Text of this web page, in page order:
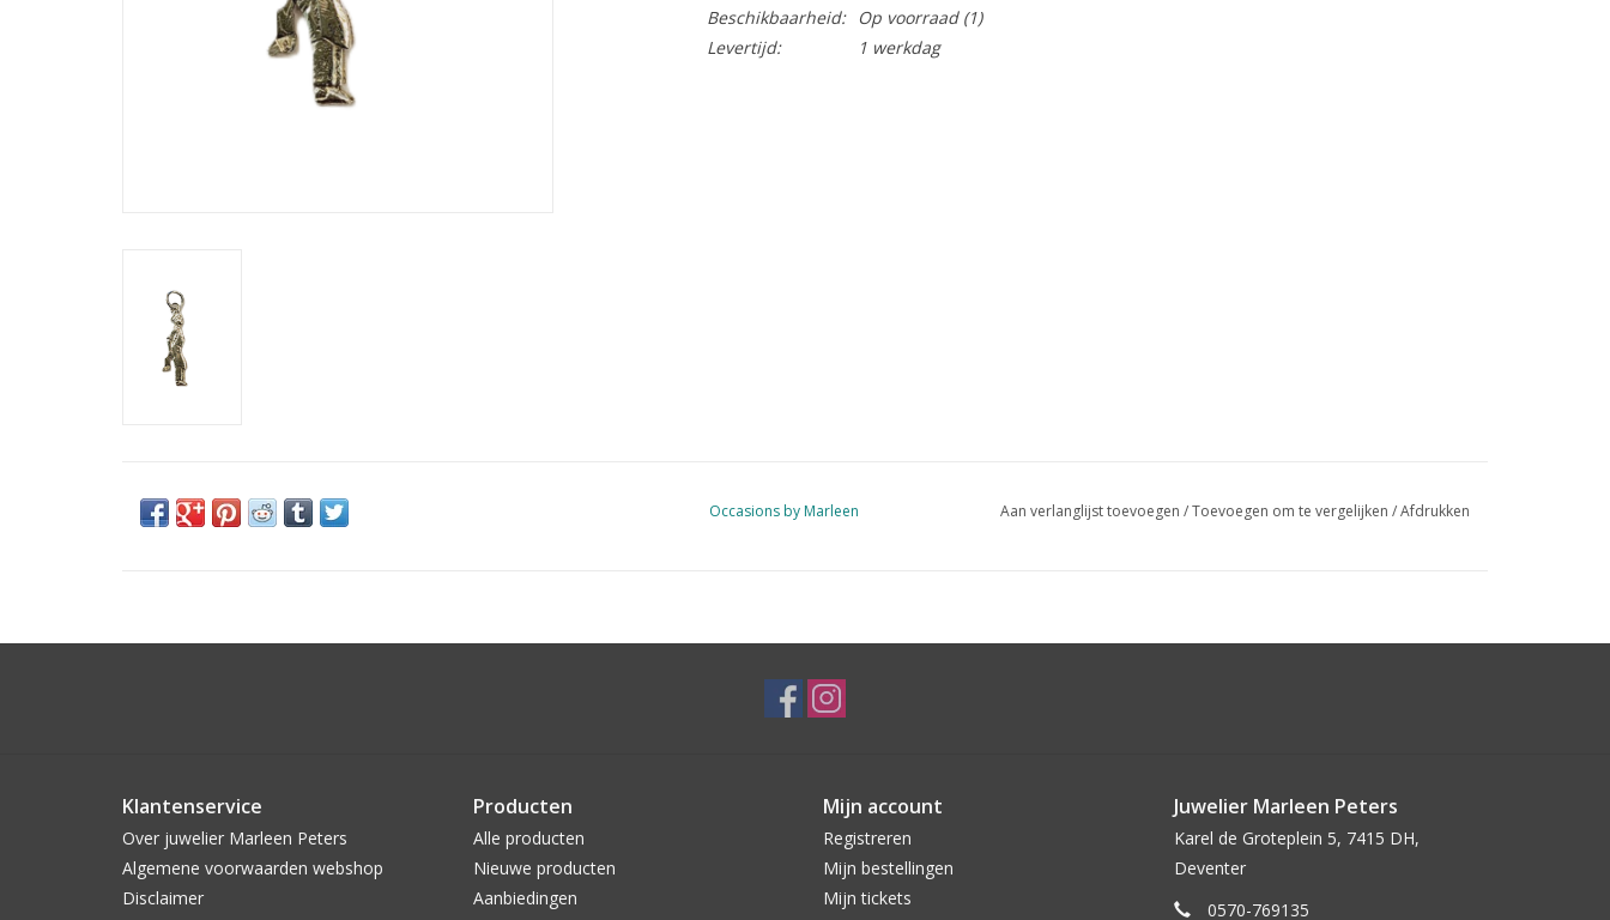
Beschikbaarheid:
Op voorraad(1)
Levertijd:
1 werkdag
Occasions by Marleen Aan verlanglijst toevoegen /Toevoegen om te vergelijken /Afdrukken
Klantenservice
Over juwelier Marleen Peters
Algemene voorwaarden webshop
Disclaimer
Producten
Alle producten
Nieuwe producten
Aanbiedingen
Mijn account
Registreren
Mijn bestellingen
Mijn tickets
Juwelier Marleen Peters
Karel de Groteplein 5, 7415 DH,
Deventer
0570-769135